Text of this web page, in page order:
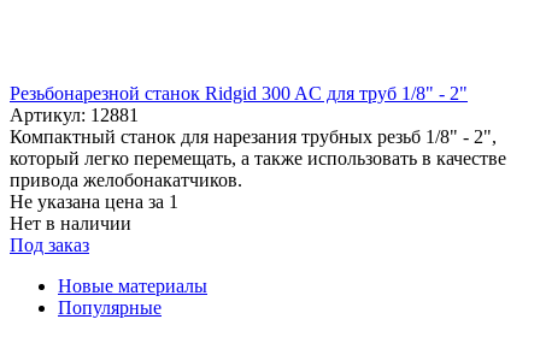
Резьбонарезной станок Ridgid 300 AC для труб 1/8" - 2"
Артикул: 12881
Компактный станок для нарезания трубных резьб 1/8" - 2",
который легко перемещать, а также использовать в качестве
привода желобонакатчиков.
Не указана цена за 1
Нет в наличии
Под заказ
Новые материалы
Популярные